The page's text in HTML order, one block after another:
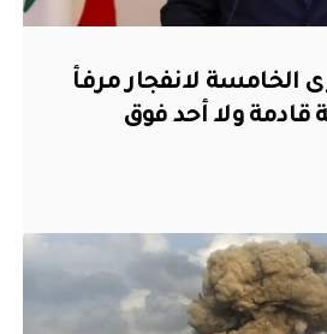
الخامسة لانفجار مرفأ
قادمة ولا أحد فوق